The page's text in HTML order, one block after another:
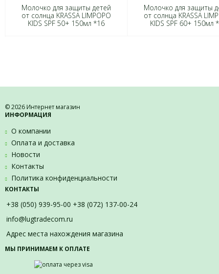
Молочко для защиты детей
от солнца KRASSA LIMPOPO
KIDS SPF 50+ 150мл *16
Молочко для защиты
от солнца KRASSA
KIDS SPF 60+ 150мл
© 2026 Интернет магазин
ИНФОРМАЦИЯ
О компании
Оплата и доставка
Новости
Контакты
Политика конфиденциальности
КОНТАКТЫ
+38 (050) 939-95-00 +38 (072) 137-00-24
info@lugtradecom.ru
Адрес места нахождения магазина
МЫ ПРИНИМАЕМ К ОПЛАТЕ